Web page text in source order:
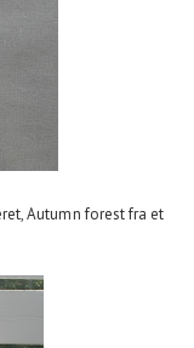
Autumn forest fra et